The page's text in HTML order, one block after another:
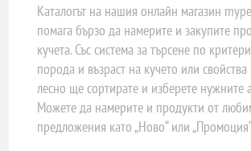
Каталогът на нашия онлайн магазин
помага бързо да намерите и закупите
кучета. Със система за търсене по
порода и възраст на кучето или
лесно ще сортирате и изберете нужните
Можете да намерите и продукти от
предложения като „Ново“ или